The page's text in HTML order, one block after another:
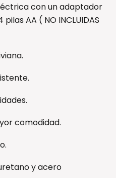
con un adaptador
AA ( NO INCLUIDAS
comodidad.
y acero